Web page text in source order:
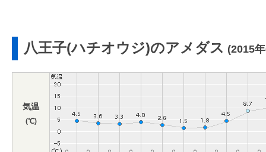
八王子(ハチオウジ)のアメダス (2015
気温
(℃)